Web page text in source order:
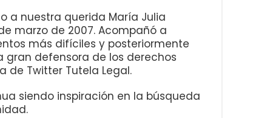
a nuestra querida María Julia
marzo de 2007. Acompañó a
más difíciles y posteriormente
defensora de los derechos
de Twitter Tutela Legal.
siendo inspiración en la búsqueda